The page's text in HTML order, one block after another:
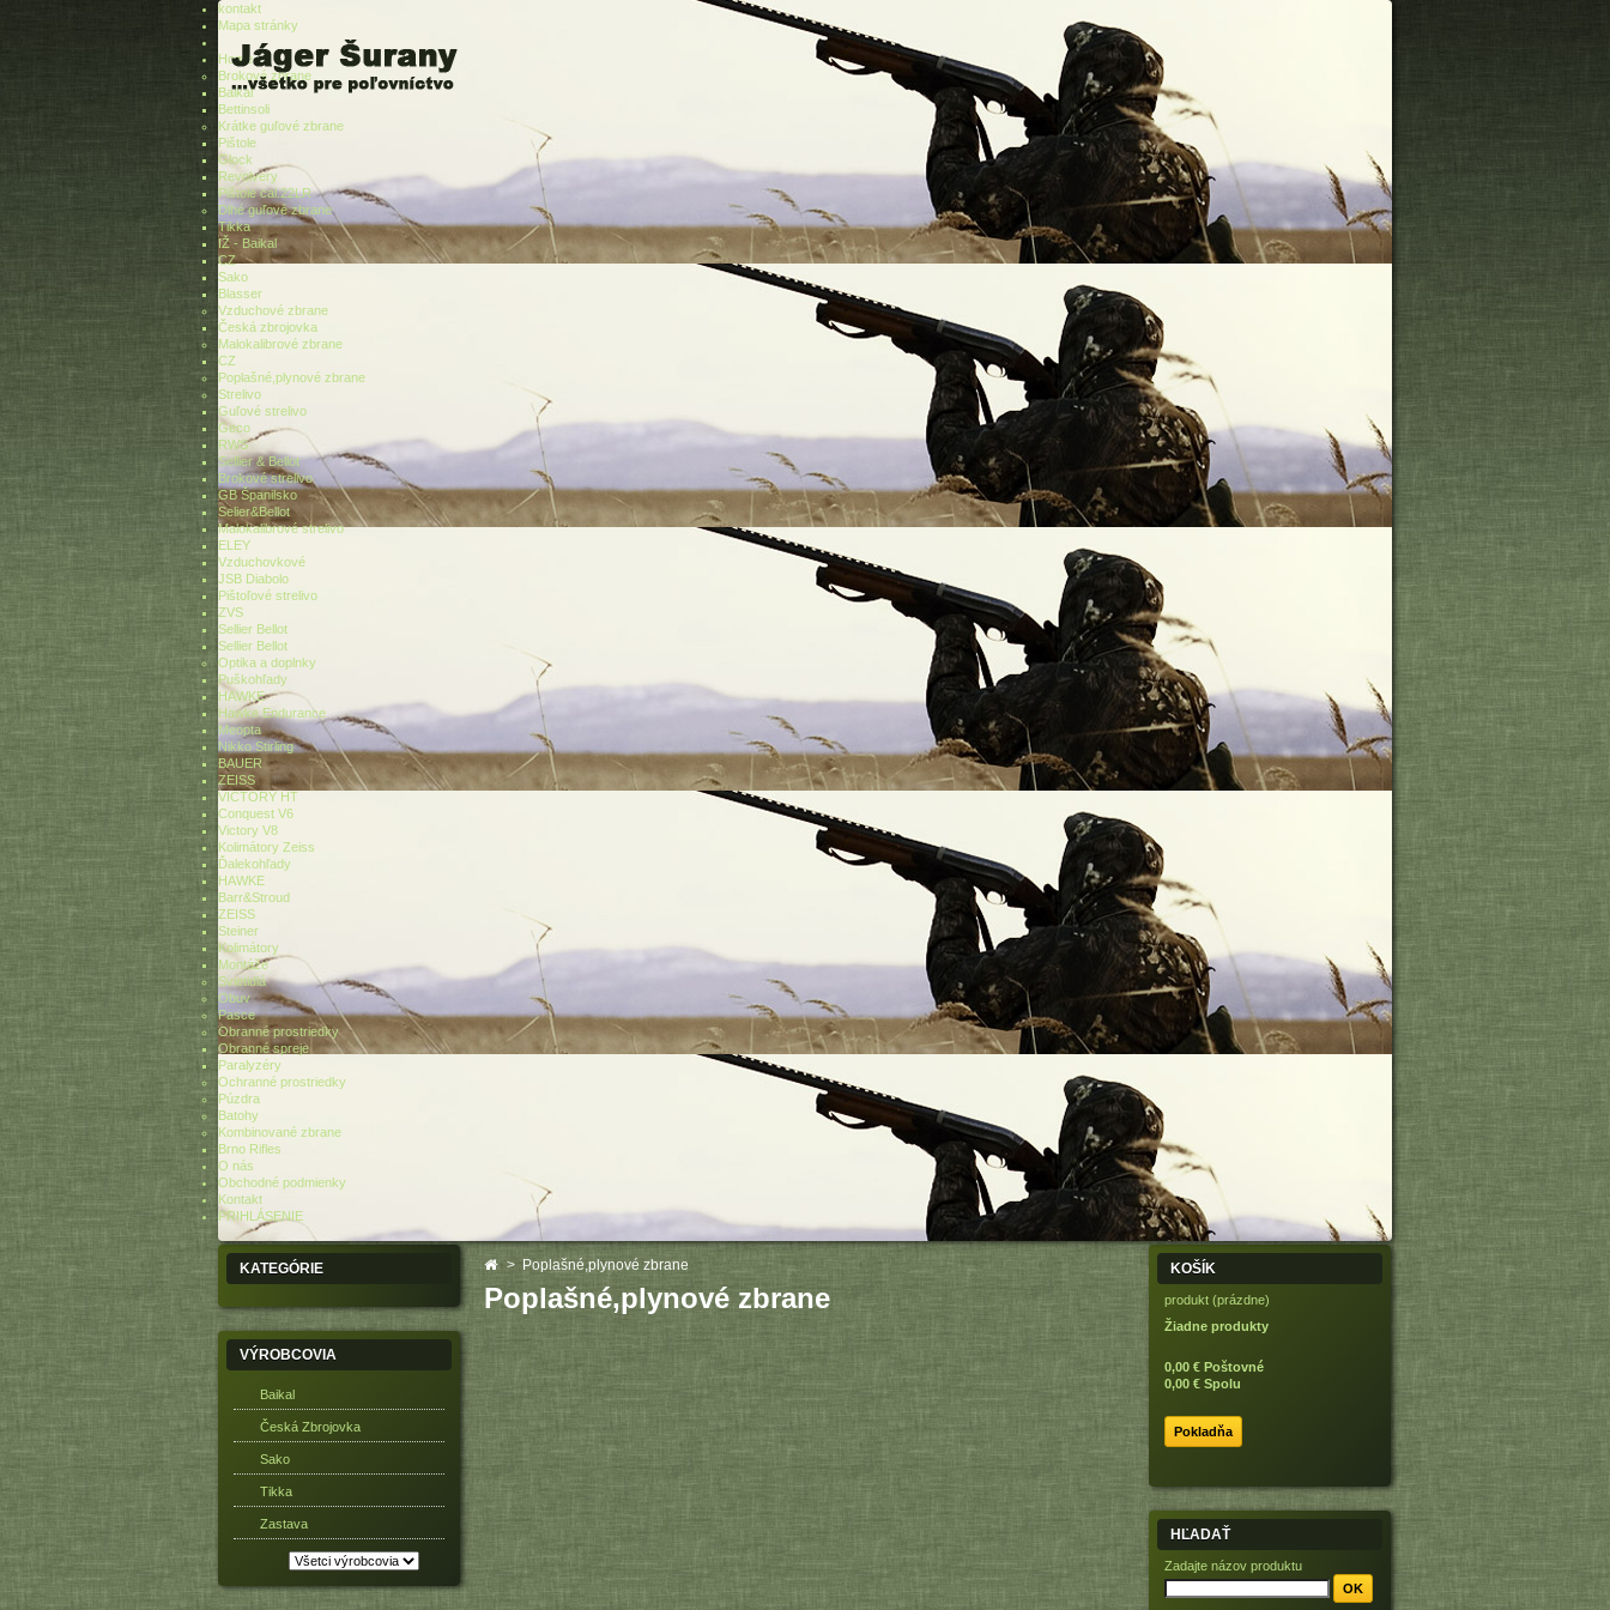
kontakt
Mapa stránky
Home
Brokové zbrane
Baikal
Bettinsoli
Krátke guľové zbrane
Pištole
Glock
Revolvery
Pištole cal.22LR
Dlhé guľové zbrane
Tikka
IŽ - Baikal
CZ
Sako
Blasser
Vzduchové zbrane
Česká zbrojovka
Malokalibrové zbrane
CZ
Poplašné,plynové zbrane
Strelivo
Guľové strelivo
Geco
RWS
Sellier & Bellot
Brokové strelivo
GB Španilsko
Selier&Bellot
Malokalibrové strelivo
ELEY
Vzduchovkové
JSB Diabolo
Pištoľové strelivo
ZVS
Sellier Bellot
Sellier Bellot
Optika a doplnky
Puškohľady
HAWKE
Hawke Endurance
Meopta
Nikko Stirling
BAUER
ZEISS
VICTORY HT
Conquest V6
Victory V8
Kolimátory Zeiss
Ďalekohľady
HAWKE
Barr&Stroud
ZEISS
Steiner
Kolimátory
Montáže
Svietidlá
Obuv
Pasce
Obranné prostriedky
Obranné spreje
Paralyzéry
Ochranné prostriedky
Púzdra
Batohy
Kombinované zbrane
Brno Rifles
O nás
Obchodné podmienky
Kontakt
PRIHLÁSENIE
KATEGÓRIE
VÝROBCOVIA
Baikal
Česká Zbrojovka
Sako
Tikka
Zastava
> Poplašné,plynové zbrane
Poplašné,plynové zbrane
KOŠÍK
produkt (prázdne)
Žiadne produkty
0,00 € Poštovné
0,00 € Spolu
Pokladňa
HĽADAŤ
Zadajte názov produktu